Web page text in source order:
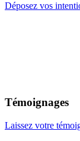
Déposez vos
Témoignages
Laissez votre